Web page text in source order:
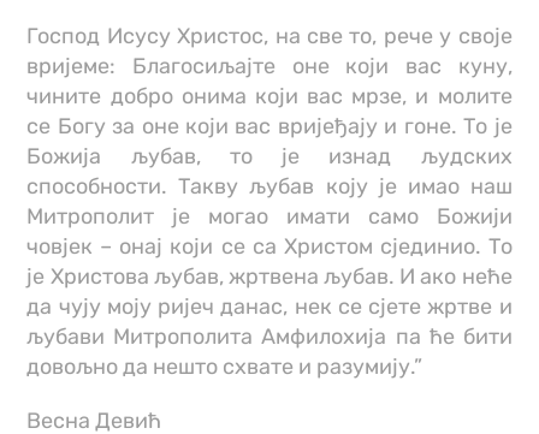
Господ Исусу Христос, на све то, рече у своје
вријеме: Благосиљајте оне који вас куну,
чините добро онима који вас мрзе, и молите
се Богу за оне који вас вријеђају и гоне. То је
Божија љубав, то је изнад људских
способности. Такву љубав коју је имао наш
Митрополит је могао имати само Божији
човјек – онај који се са Христом сјединио. То
је Христова љубав, жртвена љубав. И ако неће
да чују моју ријеч данас, нек се сјете жртве и
љубави Митрополита Амфилохија па ће бити
довољно да нешто схвате и разумију.”
Весна Девић